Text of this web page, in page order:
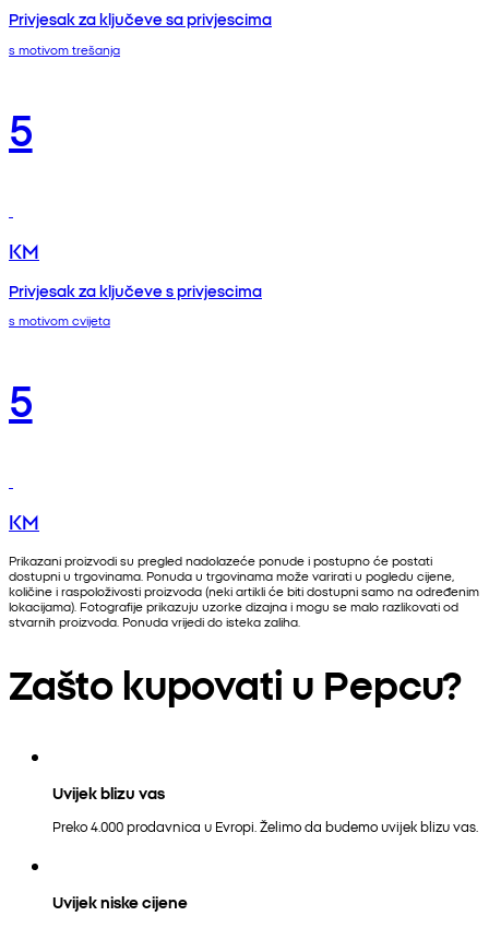
Privjesak za ključeve sa privjescima
s motivom trešanja
5
KM
Privjesak za ključeve s privjescima
s motivom cvijeta
5
KM
Prikazani proizvodi su pregled nadolazeće ponude i postupno će postati
dostupni u trgovinama. Ponuda u trgovinama može varirati u pogledu cijene,
količine i raspoloživosti proizvoda (neki artikli će biti dostupni samo na određenim
lokacijama). Fotografije prikazuju uzorke dizajna i mogu se malo razlikovati od
stvarnih proizvoda. Ponuda vrijedi do isteka zaliha.
Zašto kupovati u Pepcu?
Uvijek blizu vas
Preko 4.000 prodavnica u Evropi. Želimo da budemo uvijek blizu vas.
Uvijek niske cijene